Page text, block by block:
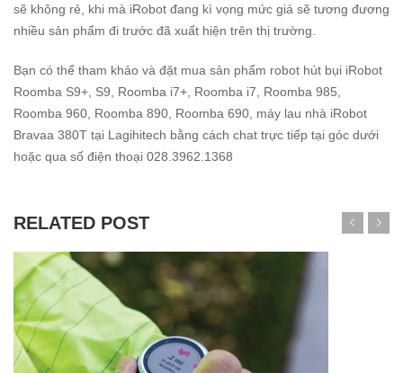
sẽ không rẻ, khi mà iRobot đang kì vọng mức giá sẽ tương đương
nhiều sản phẩm đi trước đã xuất hiện trên thị trường.
Bạn có thể tham khảo và đặt mua sản phẩm robot hút bụi iRobot
Roomba S9+, S9, Roomba i7+, Roomba i7, Roomba 985,
Roomba 960, Roomba 890, Roomba 690, máy lau nhà iRobot
Bravaa 380T tại Lagihitech bằng cách chat trực tiếp tại góc dưới
hoặc qua số điện thoại 028.3962.1368
RELATED POST